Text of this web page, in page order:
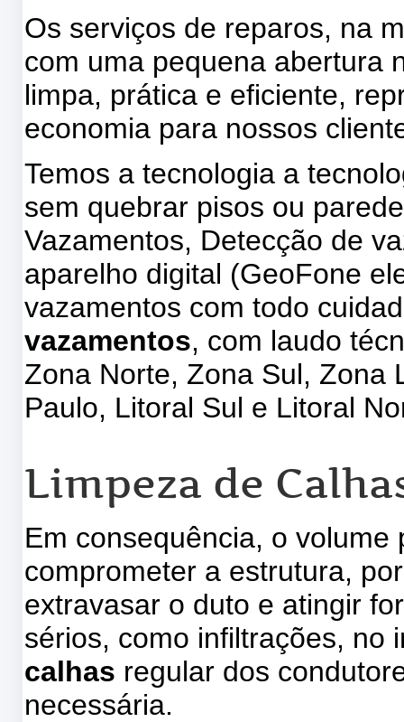
Os serviços de reparos, na
com uma pequena abertura
limpa, prática e eficiente,
economia para nossos
Temos a tecnologia a
sem quebrar pisos ou
Vazamentos, Detecção de
aparelho digital (GeoFone
vazamentos com todo
vazamentos, com laudo
Zona Norte, Zona Sul, Zona
Paulo, Litoral Sul e Litoral
Limpeza de
Em consequência, o
comprometer a estrutura,
extravasar o duto e atingir
sérios, como infiltrações, no
calhas regular dos
necessária.